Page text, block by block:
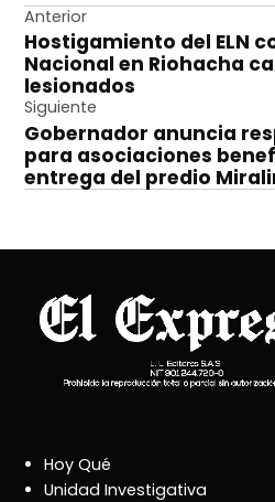
Navegación
de
entradas
Anterior
Hostigamiento del ELN
Nacional en Riohacha
lesionados
Siguiente
Gobernador anuncia
para asociaciones
entrega del predio
Hoy Qué
Unidad Investigativa